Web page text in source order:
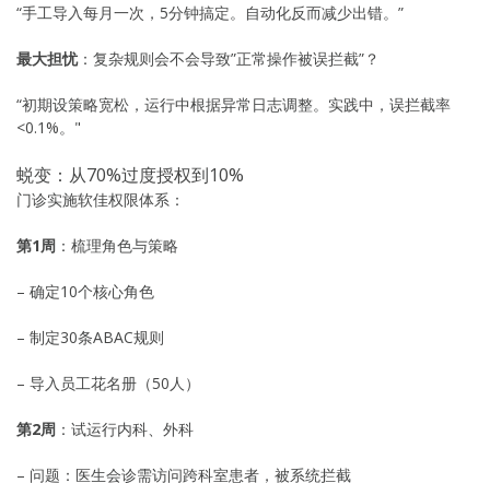
“手工导入每月一次，5分钟搞定。自动化反而减少出错。”
最大担忧：复杂规则会不会导致”正常操作被误拦截”？
“初期设策略宽松，运行中根据异常日志调整。实践中，误拦截率
<0.1%。"
蜕变：从70%过度授权到10%
门诊实施软佳权限体系：
第1周 ：梳理角色与策略
– 确定10个核心角色
– 制定30条ABAC规则
– 导入员工花名册（50人）
第2周 ：试运行内科、外科
– 问题：医生会诊需访问跨科室患者，被系统拦截